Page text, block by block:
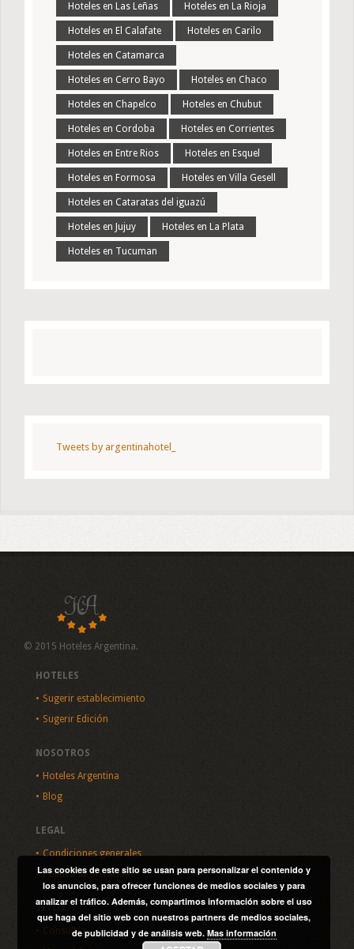
Hoteles en Las Leñas Hoteles en La Rioja
Hoteles en El Calafate Hoteles en Carilo
Hoteles en Catamarca
Hoteles en Cerro Bayo Hoteles en Chaco
Hoteles en Chapelco Hoteles en Chubut
Hoteles en Cordoba Hoteles en Corrientes
Hoteles en Entre Rios Hoteles en Esquel
Hoteles en Formosa Hoteles en Villa Gesell
Hoteles en Cataratas del iguazú
Hoteles en Jujuy Hoteles en La Plata
Hoteles en Tucuman
Tweets by argentinahotel_
© 2015 Hoteles Argentina.
HOTELES
Sugerir establecimiento
Sugerir Edición
NOSOTROS
Hoteles Argentina
Blog
LEGAL
Condiciones generales
Política de privacidad
SITIO
Consultas
Las cookies de este sitio se usan para personalizar el contenido y
los anuncios, para ofrecer funciones de medios sociales y para
analizar el tráfico. Además, compartimos información sobre el uso
que haga del sitio web con nuestros partners de medios sociales,
de publicidad y de análisis web. Mas información